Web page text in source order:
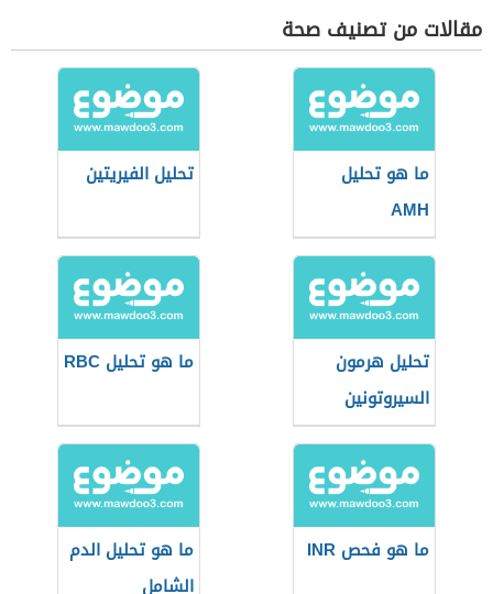
مقالات من تصنيف صحة
ما هو تحليل
AMH
تحليل الفيريتين
تحليل هرمون
السيروتونين
ما هو تحليل RBC
ما هو فحص INR
ما هو تحليل الدم
الشامل